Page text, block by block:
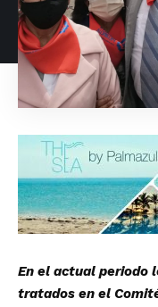
En el actual periodo
tratados en el